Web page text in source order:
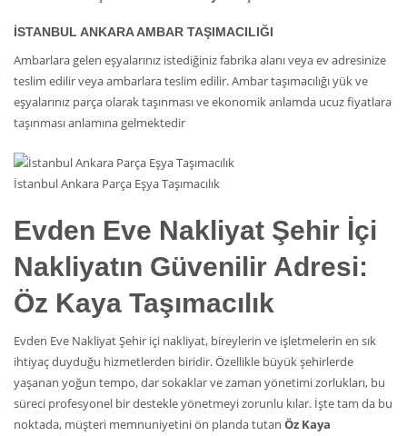
İSTANBUL ANKARA AMBAR TAŞIMACILIĞI
Ambarlara gelen eşyalarınız istediğiniz fabrika alanı veya ev adresinize
teslim edilir veya ambarlara teslim edilir. Ambar taşımacılığı yük ve
eşyalarınız parça olarak taşınması ve ekonomik anlamda ucuz fiyatlara
taşınması anlamına gelmektedir
İstanbul Ankara Parça Eşya Taşımacılık
Evden Eve Nakliyat Şehir İçi
Nakliyatın Güvenilir Adresi:
Öz Kaya Taşımacılık
Evden Eve Nakliyat Şehir içi nakliyat, bireylerin ve işletmelerin en sık
ihtiyaç duyduğu hizmetlerden biridir. Özellikle büyük şehirlerde
yaşanan yoğun tempo, dar sokaklar ve zaman yönetimi zorlukları, bu
süreci profesyonel bir destekle yönetmeyi zorunlu kılar. İşte tam da bu
noktada, müşteri memnuniyetini ön planda tutan Öz Kaya